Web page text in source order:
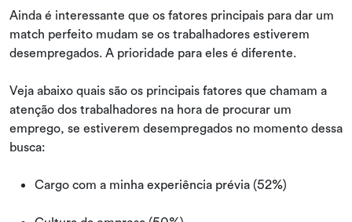
Ainda é interessante que os fatores principais para dar um
match perfeito mudam se os trabalhadores estiverem
desempregados. A prioridade para eles é diferente.
Veja abaixo quais são os principais fatores que chamam a
atenção dos trabalhadores na hora de procurar um
emprego, se estiverem desempregados no momento dessa
busca:
Cargo com a minha experiência prévia (52%)